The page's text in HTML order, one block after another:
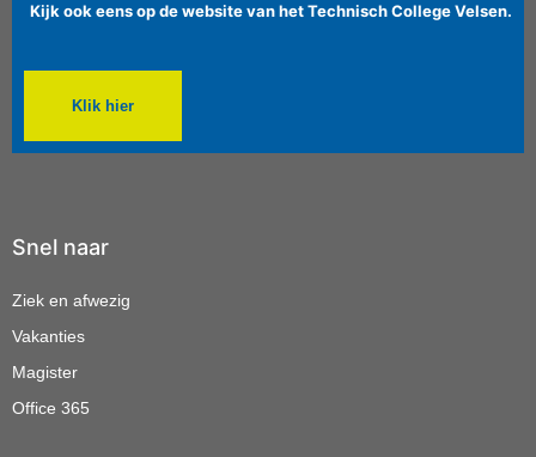
Kijk ook eens op de website van het Technisch College Velsen.
Klik hier
Snel naar
Ziek en afwezig
Vakanties
Magister
Office 365